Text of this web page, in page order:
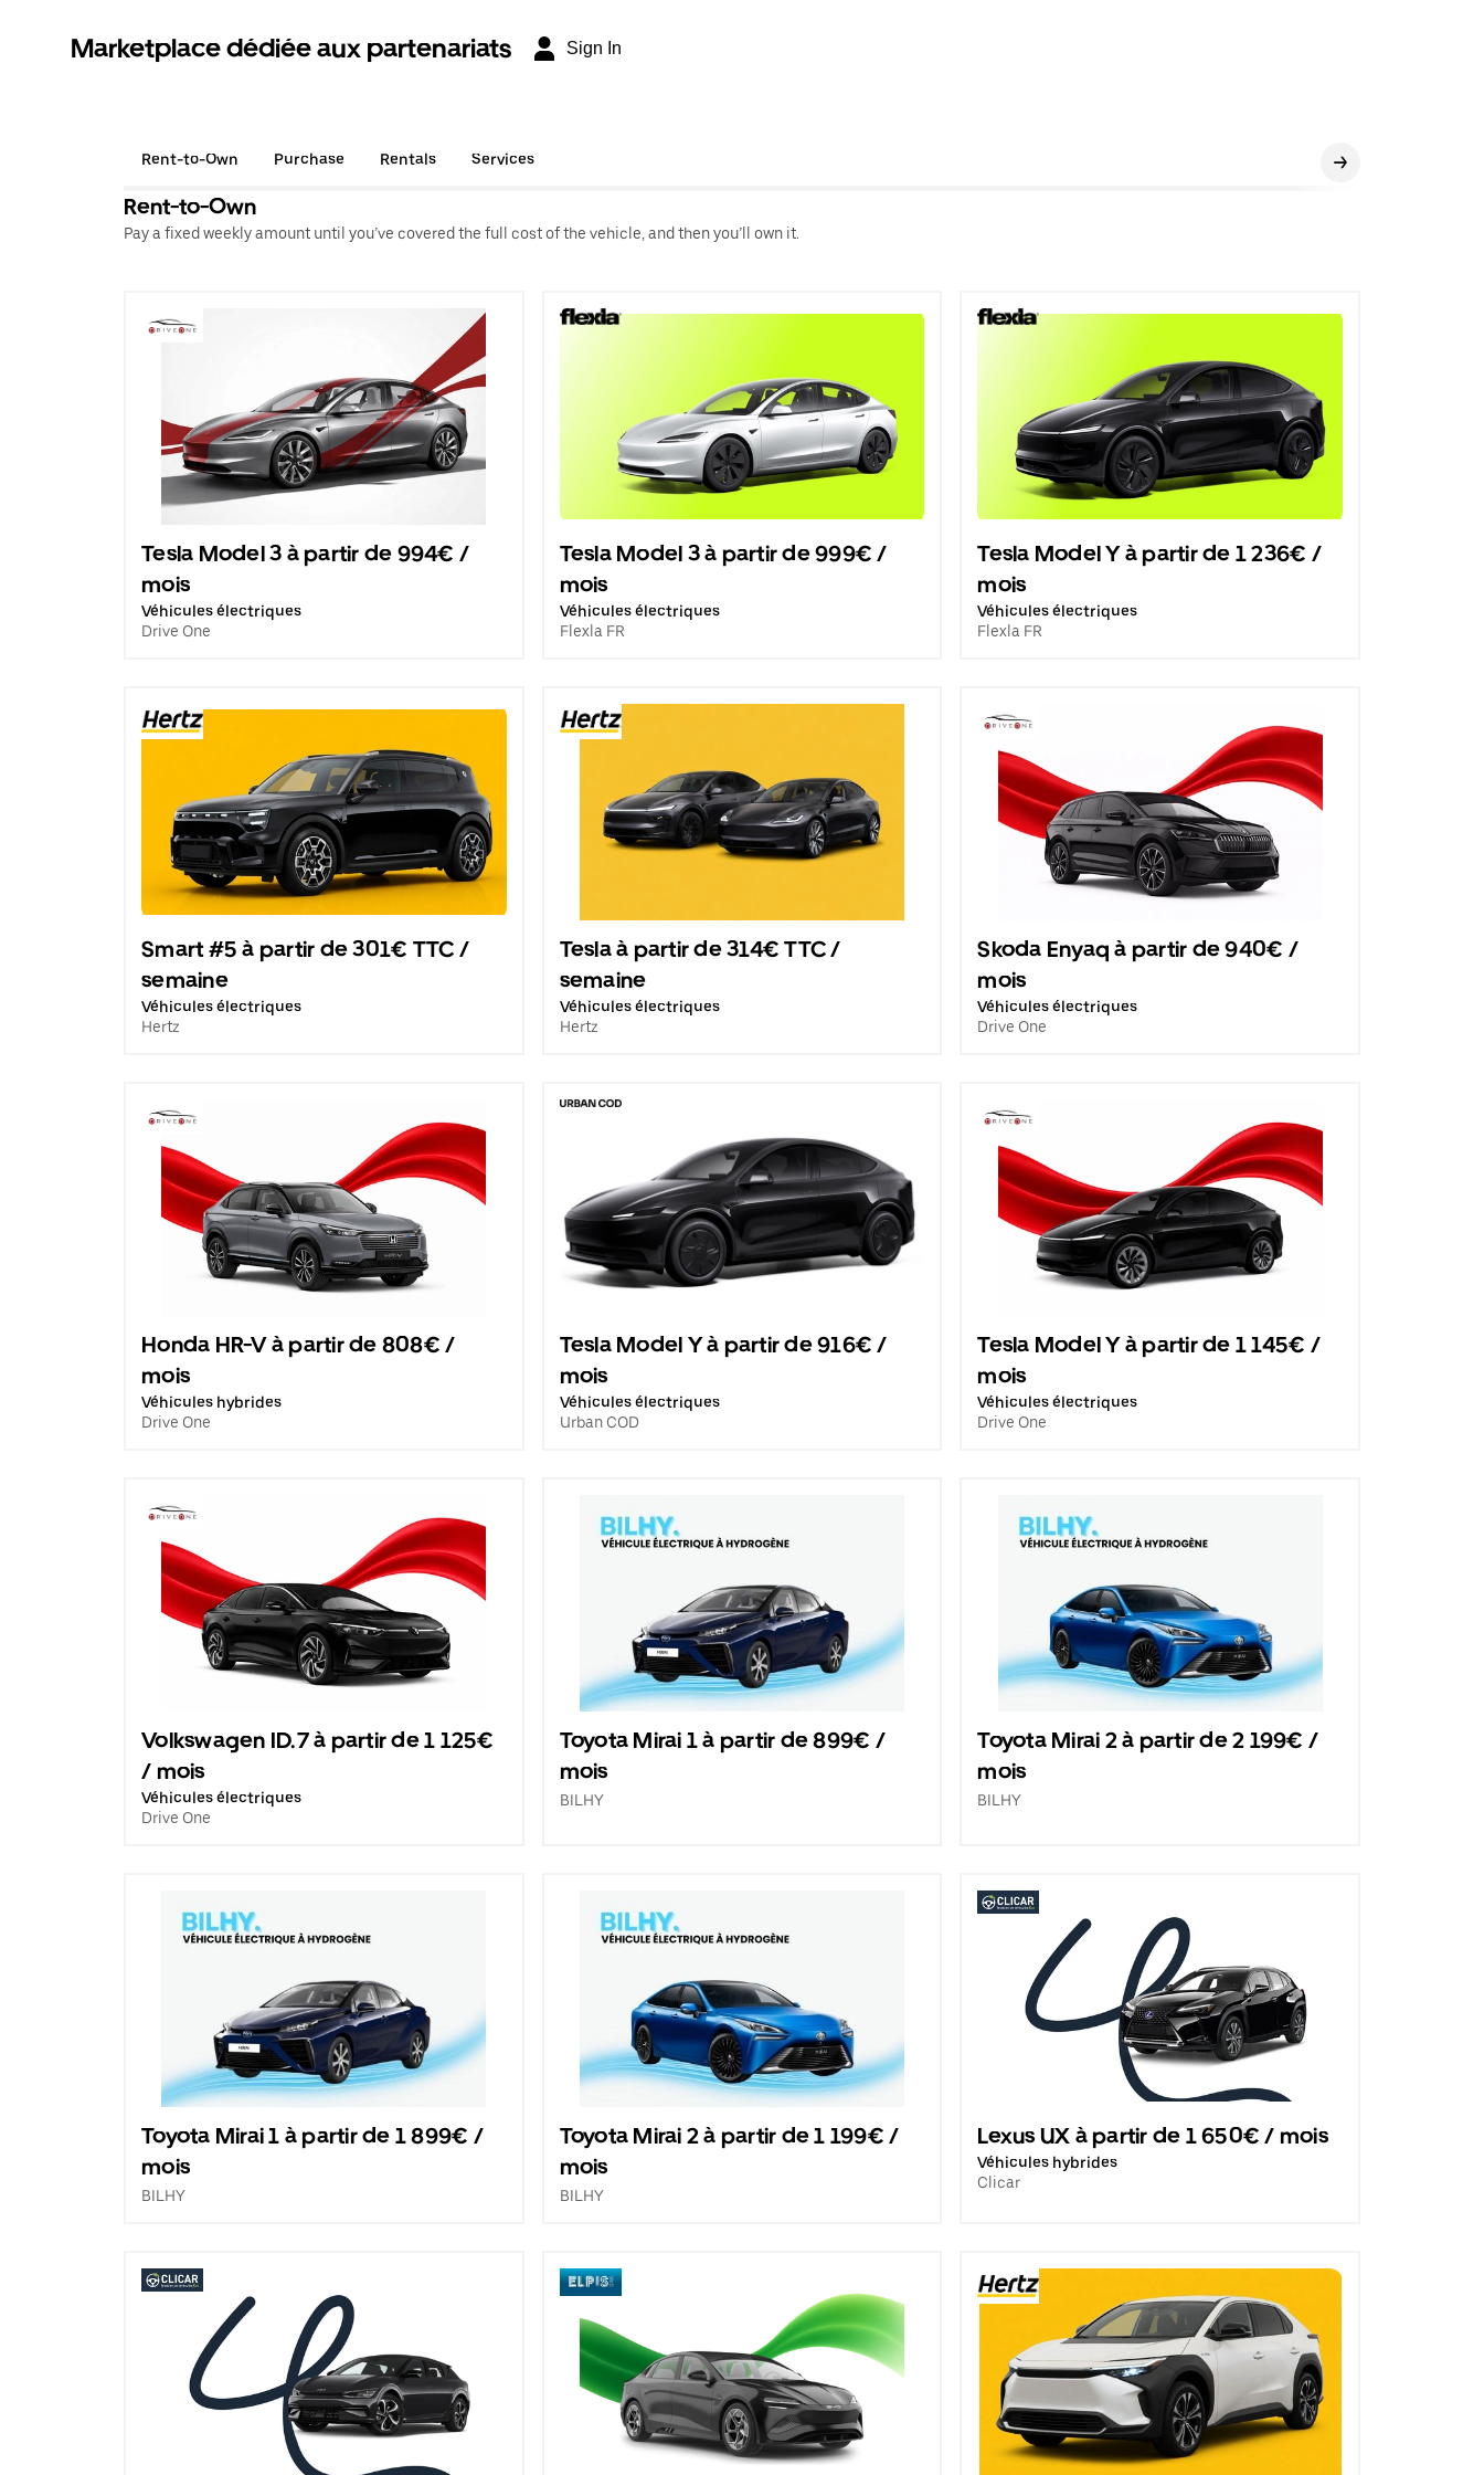
Marketplace dédiée aux partenariats Sign In
Rent-to-Own Purchase Rentals Services
Rent-to-Own
Pay a fixed weekly amount until you’ve covered the full cost of the vehicle, and then you’ll own it.
Tesla Model 3 à partir de 994€ /
mois
Véhicules électriques
Drive One
Tesla Model 3 à partir de 999€ /
mois
Véhicules électriques
Flexla FR
Tesla Model Y à partir de 1 236€ /
mois
Véhicules électriques
Flexla FR
Smart #5 à partir de 301€ TTC /
semaine
Véhicules électriques
Hertz
Tesla à partir de 314€ TTC /
semaine
Véhicules électriques
Hertz
Skoda Enyaq à partir de 940€ /
mois
Véhicules électriques
Drive One
Honda HR-V à partir de 808€ /
mois
Véhicules hybrides
Drive One
Tesla Model Y à partir de 916€ /
mois
Véhicules électriques
Urban COD
Tesla Model Y à partir de 1 145€ /
mois
Véhicules électriques
Drive One
Volkswagen ID.7 à partir de 1 125€
/ mois
Véhicules électriques
Drive One
Toyota Mirai 1 à partir de 899€ /
mois
BILHY
Toyota Mirai 2 à partir de 2 199€ /
mois
BILHY
Toyota Mirai 1 à partir de 1 899€ /
mois
BILHY
Toyota Mirai 2 à partir de 1 199€ /
mois
BILHY
Lexus UX à partir de 1 650€ / mois
Véhicules hybrides
Clicar